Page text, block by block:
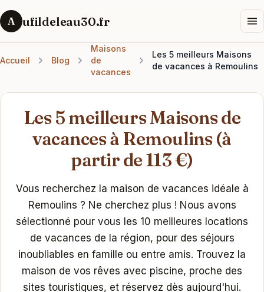
A ufildeleau30.fr
Accueil Blog
Maisons
de
vacances
Les 5 meilleurs Maisons
de vacances à Remoulins
Les 5 meilleurs Maisons de
vacances à Remoulins (à
partir de 113 €)
Vous recherchez la maison de vacances idéale à
Remoulins ? Ne cherchez plus ! Nous avons
sélectionné pour vous les 10 meilleures locations
de vacances de la région, pour des séjours
inoubliables en famille ou entre amis. Trouvez la
maison de vos rêves avec piscine, proche des
sites touristiques, et réservez dès aujourd'hui.